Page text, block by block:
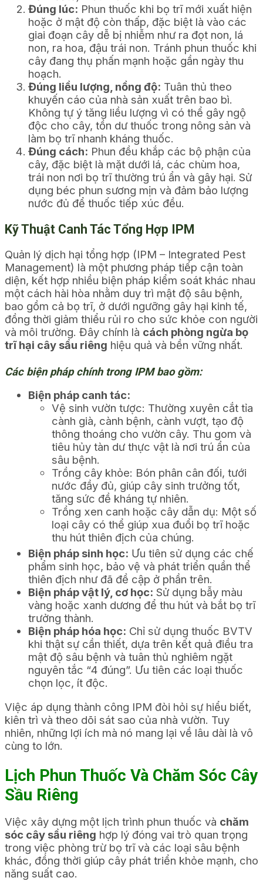
Đúng lúc: Phun thuốc khi bọ trĩ mới xuất hiện
hoặc ở mật độ còn thấp, đặc biệt là vào các
giai đoạn cây dễ bị nhiễm như ra đọt non, lá
non, ra hoa, đậu trái non. Tránh phun thuốc khi
cây đang thụ phấn mạnh hoặc gần ngày thu
hoạch.
Đúng liều lượng, nồng độ: Tuân thủ theo
khuyến cáo của nhà sản xuất trên bao bì.
Không tự ý tăng liều lượng vì có thể gây ngộ
độc cho cây, tồn dư thuốc trong nông sản và
làm bọ trĩ nhanh kháng thuốc.
Đúng cách: Phun đều khắp các bộ phận của
cây, đặc biệt là mặt dưới lá, các chùm hoa,
trái non nơi bọ trĩ thường trú ẩn và gây hại. Sử
dụng béc phun sương mịn và đảm bảo lượng
nước đủ để thuốc tiếp xúc đều.
Kỹ Thuật Canh Tác Tổng Hợp IPM
Quản lý dịch hại tổng hợp (IPM – Integrated Pest
Management) là một phương pháp tiếp cận toàn
diện, kết hợp nhiều biện pháp kiểm soát khác nhau
một cách hài hòa nhằm duy trì mật độ sâu bệnh,
bao gồm cả bọ trĩ, ở dưới ngưỡng gây hại kinh tế,
đồng thời giảm thiểu rủi ro cho sức khỏe con người
và môi trường. Đây chính là cách phòng ngừa bọ
trĩ hại cây sầu riêng hiệu quả và bền vững nhất.
Các biện pháp chính trong IPM bao gồm:
Biện pháp canh tác:
Vệ sinh vườn tược: Thường xuyên cắt tỉa
cành già, cành bệnh, cành vượt, tạo độ
thông thoáng cho vườn cây. Thu gom và
tiêu hủy tàn dư thực vật là nơi trú ẩn của
sâu bệnh.
Trồng cây khỏe: Bón phân cân đối, tưới
nước đầy đủ, giúp cây sinh trưởng tốt,
tăng sức đề kháng tự nhiên.
Trồng xen canh hoặc cây dẫn dụ: Một số
loại cây có thể giúp xua đuổi bọ trĩ hoặc
thu hút thiên địch của chúng.
Biện pháp sinh học: Ưu tiên sử dụng các chế
phẩm sinh học, bảo vệ và phát triển quần thể
thiên địch như đã đề cập ở phần trên.
Biện pháp vật lý, cơ học: Sử dụng bẫy màu
vàng hoặc xanh dương để thu hút và bắt bọ trĩ
trưởng thành.
Biện pháp hóa học: Chỉ sử dụng thuốc BVTV
khi thật sự cần thiết, dựa trên kết quả điều tra
mật độ sâu bệnh và tuân thủ nghiêm ngặt
nguyên tắc “4 đúng”. Ưu tiên các loại thuốc
chọn lọc, ít độc.
Việc áp dụng thành công IPM đòi hỏi sự hiểu biết,
kiên trì và theo dõi sát sao của nhà vườn. Tuy
nhiên, những lợi ích mà nó mang lại về lâu dài là vô
cùng to lớn.
Lịch Phun Thuốc Và Chăm Sóc Cây
Sầu Riêng
Việc xây dựng một lịch trình phun thuốc và chăm
sóc cây sầu riêng hợp lý đóng vai trò quan trọng
trong việc phòng trừ bọ trĩ và các loại sâu bệnh
khác, đồng thời giúp cây phát triển khỏe mạnh, cho
năng suất cao.